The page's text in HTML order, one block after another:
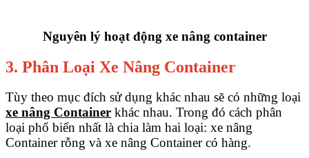
Nguyên lý hoạt động xe nâng container
3. Phân Loại Xe Nâng Container
Tùy theo mục đích sử dụng khác nhau sẽ có những loại
xe nâng Container khác nhau. Trong đó cách phân
loại phổ biến nhất là chia làm hai loại: xe nâng
Container rỗng và xe nâng Container có hàng.